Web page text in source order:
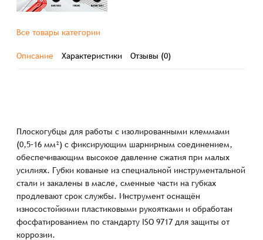
Все товары категории
Описание Характеристики Отзывы (0)
Плоскогубцы для работы с изолированными клеммами
(0,5–16 мм²) с фиксирующим шарнирным соединением,
обеспечивающим высокое давление сжатия при малых
усилиях. Губки кованые из специальной инструментальной
стали и закалены в масле, сменные части на губках
продлевают срок службы. Инструмент оснащён
износостойкими пластиковыми рукоятками и обработан
фосфатированием по стандарту ISO 9717 для защиты от
коррозии.